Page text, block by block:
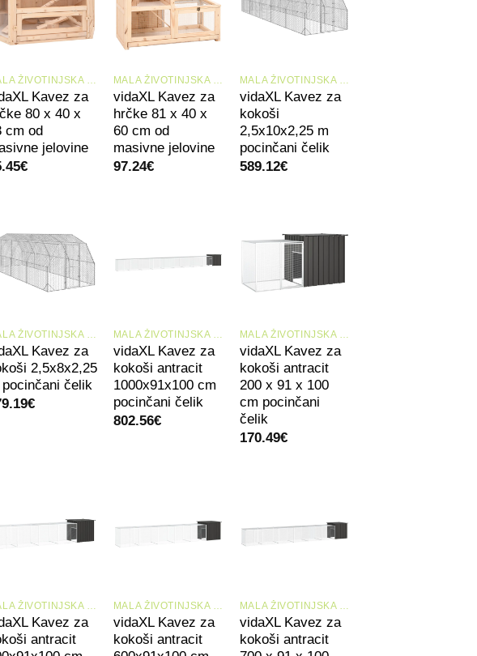
+
Kavez za
80 x 40 x
cm od
jelovine
€
+
vidaXL Kavez za
hrčke 81 x 40 x
60 cm od
masivne jelovine
97.24€
vidaXL Kavez za
kokoši
2,5x10x2,25 m
pocinčani čelik
589.12€
Kavez za
2,5x8x2,25
pocinčani čelik
€
vidaXL Kavez za
kokoši antracit
1000x91x100 cm
pocinčani čelik
802.56€
vidaXL Kavez za
kokoši antracit
200 x 91 x 100
cm pocinčani
čelik
170.49€
Kavez za
antracit
vidaXL Kavez za
kokoši antracit
vidaXL Kavez za
kokoši antracit